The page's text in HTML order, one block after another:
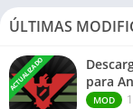
ÚLTIMAS
ACTUALIZADO
para
MOD